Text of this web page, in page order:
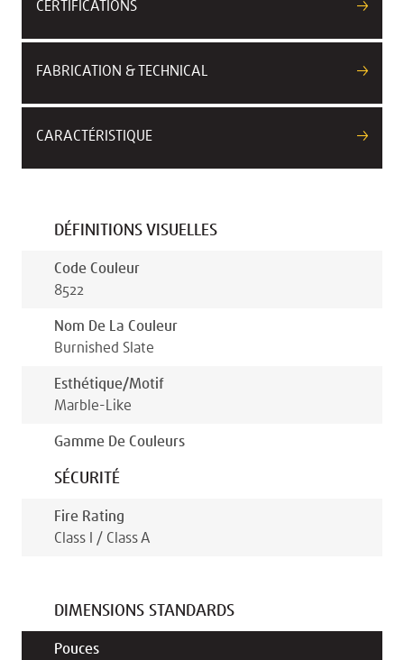
CERTIFICATIONS
FABRICATION & TECHNICAL
CARACTÉRISTIQUE
DÉFINITIONS VISUELLES
Code Couleur
8522
Nom De La Couleur
Burnished Slate
Esthétique/motif
Marble-Like
Gamme De Couleurs
SÉCURITÉ
Fire Rating
Class I / Class A
DIMENSIONS STANDARDS
Pouces